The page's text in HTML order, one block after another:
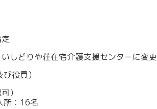
しどりや荘在宅介護支援センターに変更
役員）
）
所：16名